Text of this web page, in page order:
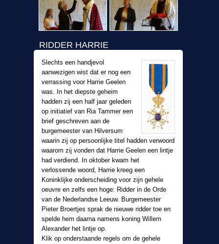
RIDDER HARRIE
Slechts een handjevol
aanwezigen wist dat er nog een
verrassing voor Harrie Geelen
was. In het diepste geheim
hadden zij een half jaar geleden
op initiatief van Ria Tammer een
brief geschreven aan de
burgemeester van Hilversum
waarin zij op persoonlijke titel hadden verwoord
waarom zij vonden dat Harrie Geelen een lintje
had verdiend. In oktober kwam het
verlossende woord, Harrie kreeg een
Koninklijke onderscheiding voor zijn gehele
oeuvre en zelfs een hoge: Ridder in de Orde
van de Nederlandse Leeuw. Burgemeester
Pieter Broertjes sprak de nieuwe ridder toe en
spelde hem daarna namens koning Willem
Alexander het lintje op.
Klik op onderstaande regels om de gehele